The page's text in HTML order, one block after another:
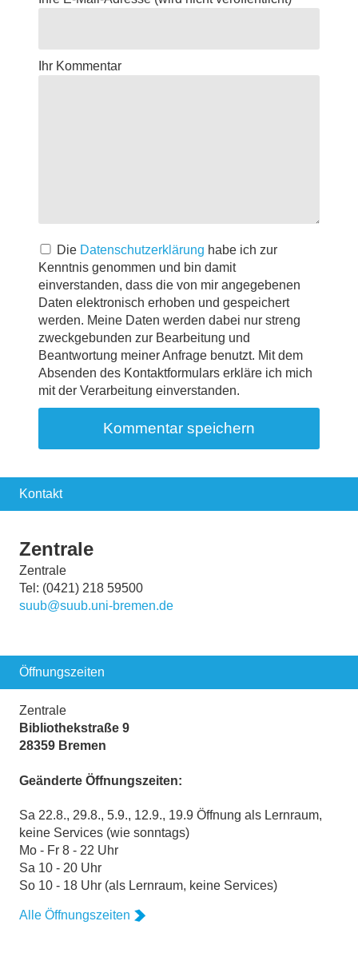
Ihr Kommentar
Die Datenschutzerklärung habe ich zur
Kenntnis genommen und bin damit
einverstanden, dass die von mir angegebenen
Daten elektronisch erhoben und gespeichert
werden. Meine Daten werden dabei nur streng
zweckgebunden zur Bearbeitung und
Beantwortung meiner Anfrage benutzt. Mit dem
Absenden des Kontaktformulars erkläre ich mich
mit der Verarbeitung einverstanden.
Kontakt
Zentrale
Zentrale
Tel: (0421) 218 59500
suub@suub.uni-bremen.de
Öffnungszeiten
Zentrale
Bibliothekstraße 9
28359 Bremen
Geänderte Öffnungszeiten:
Sa 22.8., 29.8., 5.9., 12.9., 19.9 Öffnung als Lernraum,
keine Services (wie sonntags)
Mo - Fr 8 - 22 Uhr
Sa 10 - 20 Uhr
So 10 - 18 Uhr (als Lernraum, keine Services)
Alle Öffnungszeiten